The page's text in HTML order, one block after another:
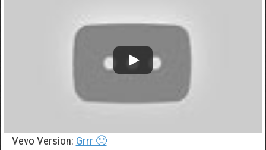
Vevo Version: Grrr 🙂